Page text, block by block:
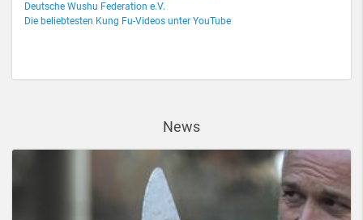
Deutsche Wushu Federation e.V.
Die beliebtesten Kung Fu-Videos unter YouTube
News